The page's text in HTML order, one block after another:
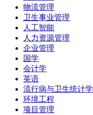
物流管理
卫生事业管理
人工智能
人力资源管理
企业管理
国学
会计学
英语
流行病与卫生统计学
环境工程
项目管理